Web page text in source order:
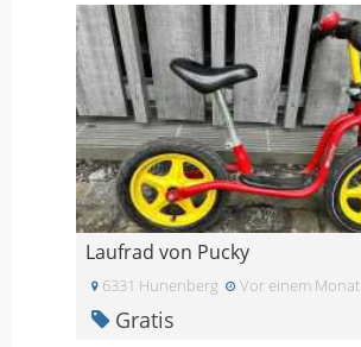
Laufrad von Pucky
6331 Hunenberg Vor einem Monat
Gratis